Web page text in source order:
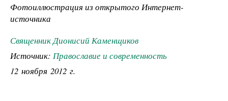
Фотоиллюстрация из открытого Интернет-
источника
Священник Дионисий Каменщиков
Источник: Православие и современность
12 ноября 2012 г.